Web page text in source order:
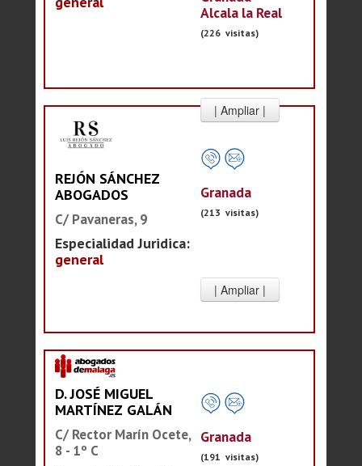
Alcala la Real
(226 visitas)
REJÓN SÁNCHEZ
ABOGADOS
C/ Pavaneras, 9
Especialidad Juridica:
general
Granada
(213 visitas)
D. JOSÉ MIGUEL
MARTÍNEZ GALÁN
C/ Rector Marín Ocete,
8 - 1º C
Granada
(191 visitas)